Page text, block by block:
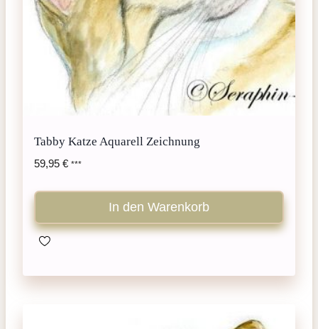
Tabby Katze Aquarell Zeichnung
59,95 € ***
In den Warenkorb